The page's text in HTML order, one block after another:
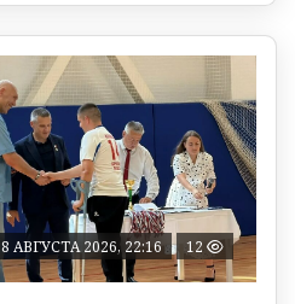
8 АВГУСТА 2026, 22:16 12